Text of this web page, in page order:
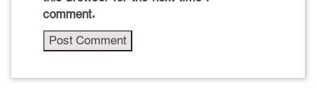
comment.